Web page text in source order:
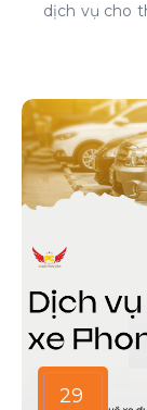
dịch vụ cho
29